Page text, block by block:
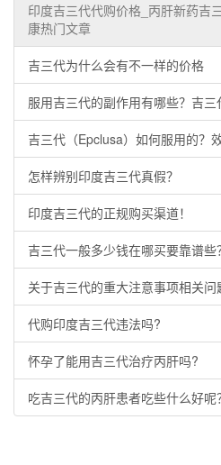
印度吉三代代购价格_丙肝新药吉
康热门文章
吉三代为什么会有不一样的价格
服用吉三代的副作用有哪些？吉三
吉三代（Epclusa）如何服用的？
怎样辨别印度吉三代真假？
印度吉三代的正规购买渠道！
吉三代一般多少钱在哪买要靠谱些
关于吉三代的重大注意事项相关问
代购印度吉三代违法吗?
怀孕了能用吉三代治疗丙肝吗?
吃吉三代的丙肝患者吃些什么好呢